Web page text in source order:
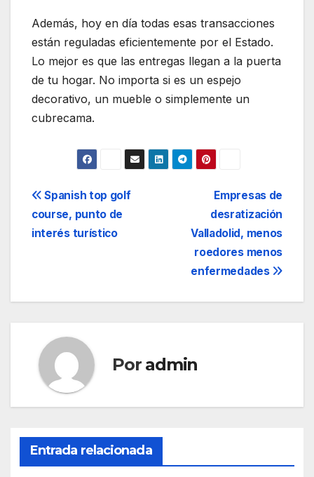
Además, hoy en día todas esas transacciones
están reguladas eficientemente por el Estado.
Lo mejor es que las entregas llegan a la puerta
de tu hogar. No importa si es un espejo
decorativo, un mueble o simplemente un
cubrecama.
Navegación
de
Empresas de
desratización
Valladolid, menos
roedores menos
enfermedades
Spanish top golf
course, punto de
interés turístico
Por admin
Entrada relacionada